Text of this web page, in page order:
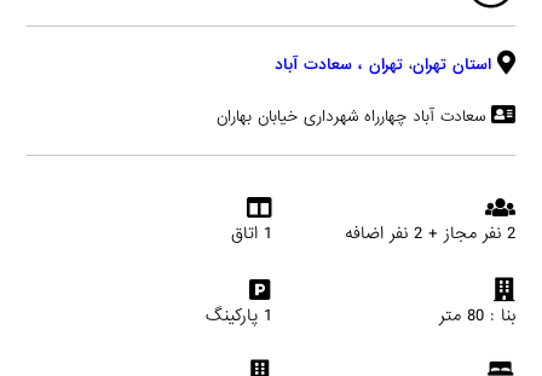
استان تهران، تهران ، سعادت آباد
سعادت آباد چهارراه شهرداری خیابان بهاران
2 نفر مجاز + 2 نفر اضافه 1 اتاق
بنا : 80 متر 1 پارکینگ